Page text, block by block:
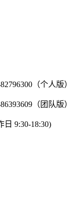
（个人版）
（团队版）
日 9:30-18:30)